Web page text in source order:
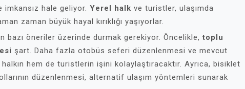
imkansız hale geliyor. Yerel halk ve turistler, ulaşımda
zaman büyük hayal kırıklığı yaşıyorlar.
bazı öneriler üzerinde durmak gerekiyor. Öncelikle,toplu
şart. Daha fazla otobüs seferi düzenlenmesi ve mevcut
hem de turistlerin işini kolaylaştıracaktır. Ayrıca, bisiklet
düzenlenmesi, alternatif ulaşım yöntemleri sunarak